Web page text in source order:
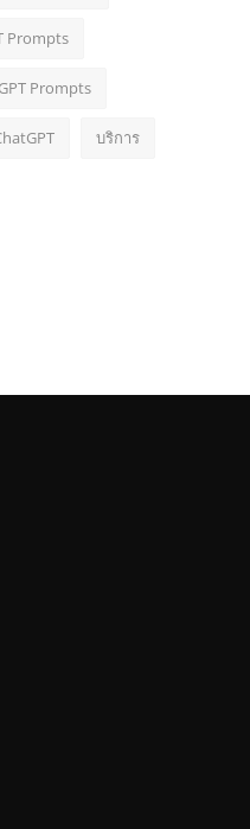
Prompts
Prompts
บริการ